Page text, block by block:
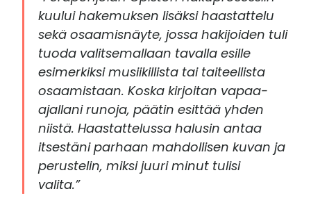
kuului hakemuksen lisäksi haastattelu
sekä osaamisnäyte, jossa hakijoiden tuli
tuoda valitsemallaan tavalla esille
esimerkiksi musiikillista tai taiteellista
osaamistaan. Koska kirjoitan vapaa-
ajallani runoja, päätin esittää yhden
niistä. Haastattelussa halusin antaa
itsestäni parhaan mahdollisen kuvan ja
perustelin, miksi juuri minut tulisi
valita.”